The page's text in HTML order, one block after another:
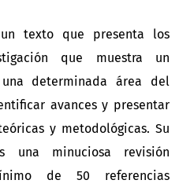
texto que presenta los
que muestra un
determinada área del
avances y presentar
y metodológicas. Su
una minuciosa revisión
de 50 referencias